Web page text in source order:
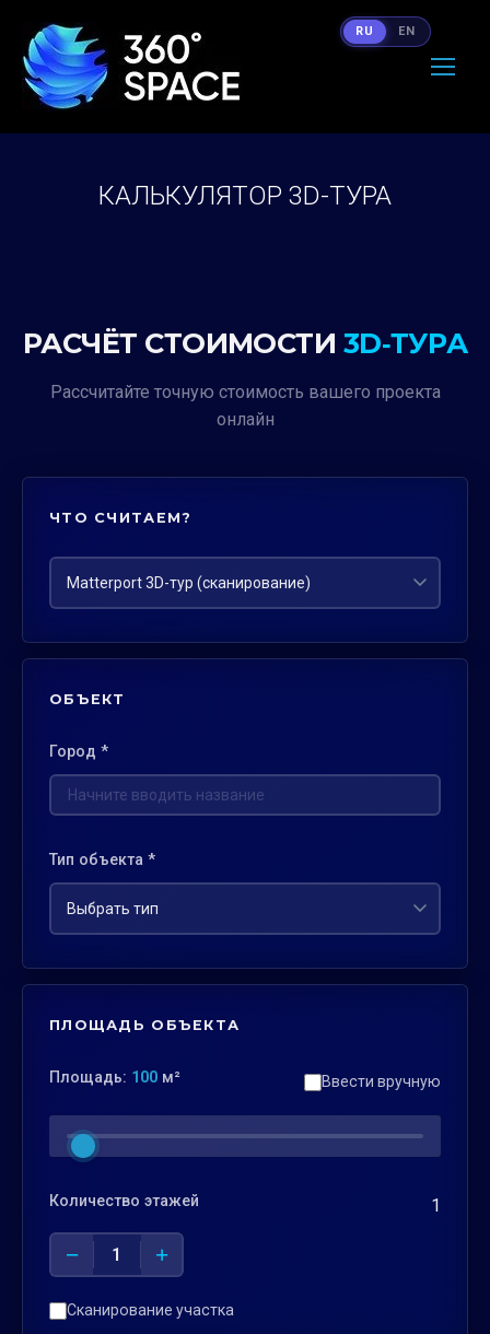
КАЛЬКУЛЯТОР 3D-ТУРА
РАСЧЁТ СТОИМОСТИ 3D‑ТУРА
Рассчитайте точную стоимость вашего проекта
онлайн
ЧТО СЧИТАЕМ?
ОБЪЕКТ
Город *
Тип объекта *
ПЛОЩАДЬ ОБЪЕКТА
Площадь: 100 м² Ввести вручную
Количество этажей 1
− 1 +
Сканирование участка
RU EN